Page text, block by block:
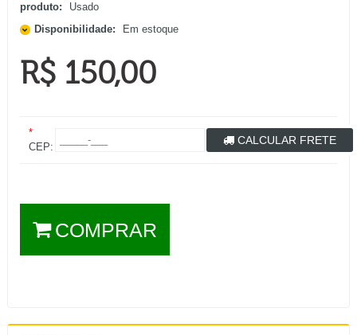
produto:
Usado
Disponibilidade:
Em estoque
R$ 150,00
*
CEP:
CALCULAR FRETE
COMPRAR